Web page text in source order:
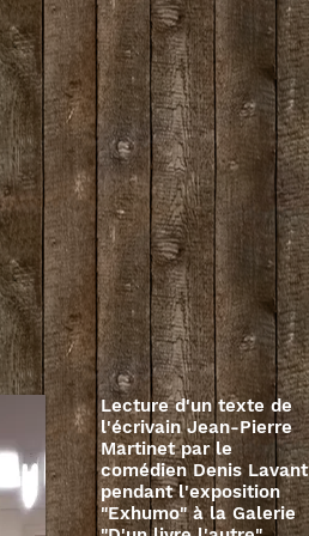
Lecture d'un texte de
l'écrivain Jean-Pierre
Martinet par le
comédien Denis Lavant
pendant l'exposition
"Exhumo" à la Galerie